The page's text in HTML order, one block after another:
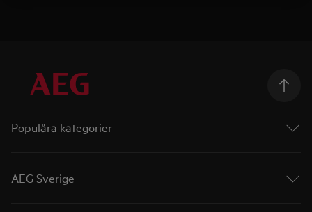
Populära kategorier
Spishällar
Diskmaskiner
AEG Sverige